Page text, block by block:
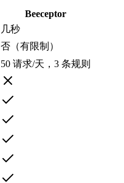
Beeceptor
几秒
否（有限制）
50 请求/天，3 条规则